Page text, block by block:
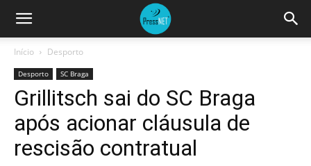
Início Desporto
Desporto SC Braga
Grillitsch sai do SC Braga
após acionar cláusula de
rescisão contratual